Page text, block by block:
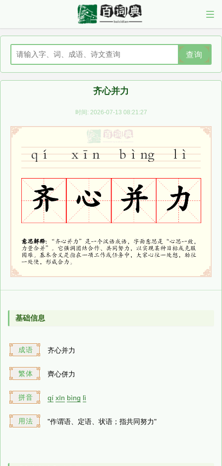
查询
齐心并力
时间: 2026-07-13 08:21:27
基础信息
成语 齐心并力
繁体 齊心併力
拼音 qí xīn bìng lì
用法 "作谓语、定语、状语；指共同努力"